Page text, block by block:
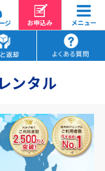
ンタル